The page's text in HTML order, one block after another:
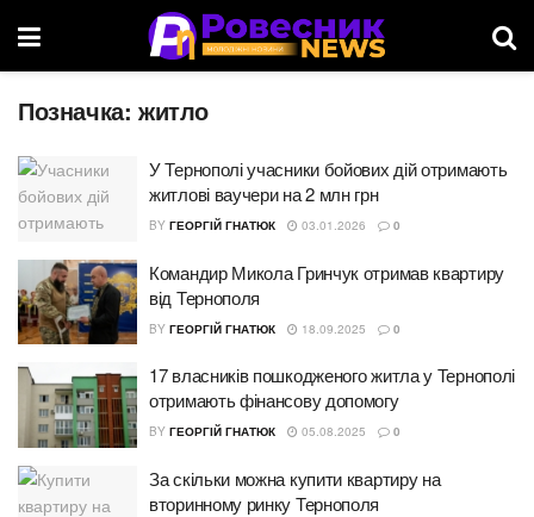
Позначка: житло
У Тернополі учасники бойових дій отримають
житлові ваучери на 2 млн грн
BY ГЕОРГІЙ ГНАТЮК 03.01.2026 0
Командир Микола Гринчук отримав квартиру
від Тернополя
BY ГЕОРГІЙ ГНАТЮК 18.09.2025 0
17 власників пошкодженого житла у Тернополі
отримають фінансову допомогу
BY ГЕОРГІЙ ГНАТЮК 05.08.2025 0
За скільки можна купити квартиру на
вторинному ринку Тернополя